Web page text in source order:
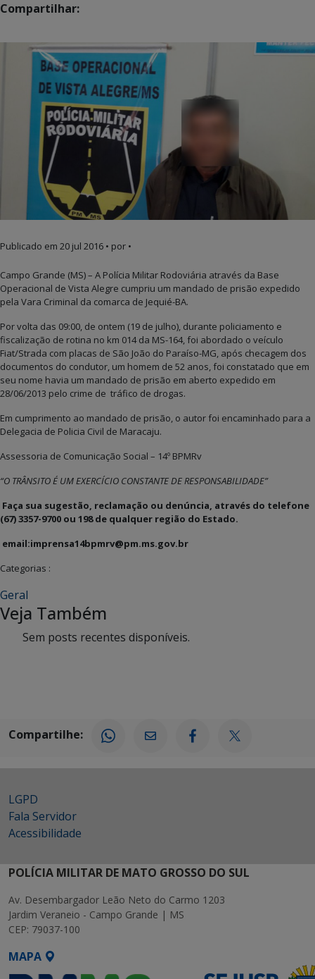
Compartilhar:
Publicado em 20 jul 2016 • por •
Campo Grande (MS) – A Polícia Militar Rodoviária através da Base
Operacional de Vista Alegre cumpriu um mandado de prisão expedido
pela Vara Criminal da comarca de Jequié-BA.
Por volta das 09:00, de ontem (19 de julho), durante policiamento e
fiscalização de rotina no km 014 da MS-164, foi abordado o veículo
Fiat/Strada com placas de São João do Paraíso-MG, após checagem dos
documentos do condutor, um homem de 52 anos, foi constatado que em
seu nome havia um mandado de prisão em aberto expedido em
28/06/2013 pelo crime de tráfico de drogas.
Em cumprimento ao mandado de prisão, o autor foi encaminhado para a
Delegacia de Policia Civil de Maracaju.
Assessoria de Comunicação Social – 14º BPMRv
“O TRÂNSITO É UM EXERCÍCIO CONSTANTE DE RESPONSABILIDADE”
Faça sua sugestão, reclamação ou denúncia, através do telefone
(67) 3357-9700 ou 198 de qualquer região do Estado.
email:imprensa14bpmrv@pm.ms.gov.br
Categorias :
Geral
Veja Também
Sem posts recentes disponíveis.
Compartilhe:
LGPD
Fala Servidor
Acessibilidade
POLÍCIA MILITAR DE MATO GROSSO DO SUL
Av. Desembargador Leão Neto do Carmo 1203
Jardim Veraneio - Campo Grande | MS
CEP: 79037-100
MAPA